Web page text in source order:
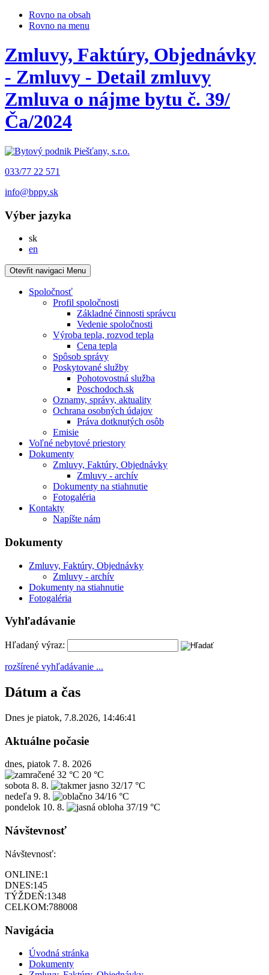
Rovno na obsah
Rovno na menu
Zmluvy, Faktúry, Objednávky
- Zmluvy - Detail zmluvy
Zmluva o nájme bytu č. 39/
Ča/2024
033/77 22 571
info@bppy.sk
Výber jazyka
skSlovensky
en
Otevřit navigaci Menu
Spoločnosť
Profil spoločnosti
Základné činnosti správcu
Vedenie spoločnosti
Výroba tepla, rozvod tepla
Cena tepla
Spôsob správy
Poskytované služby
Pohotovostná služba
Poschodoch.sk
Oznamy, správy, aktuality
Ochrana osobných údajov
Práva dotknutých osôb
Emisie
Voľné nebytové priestory
Dokumenty
Zmluvy, Faktúry, Objednávky
Zmluvy - archív
Dokumenty na stiahnutie
Fotogaléria
Kontakty
Napíšte nám
Dokumenty
Zmluvy, Faktúry, Objednávky
Zmluvy - archív
Dokumenty na stiahnutie
Fotogaléria
Vyhľadávanie
Hľadaný výraz:
rozšírené vyhľadávanie ...
Dátum a čas
Dnes je piatok, 7.8.2026, 14:46:41
Aktuálne počasie
dnes, piatok 7. 8. 2026
32 °C 20 °C
sobota 8. 8.
32/17 °C
nedeľa 9. 8.
34/16 °C
pondelok 10. 8. 37/19 °C
Návštevnosť
Návštevnosť:
ONLINE:1
DNES:145
TÝŽDEŇ:1348
CELKOM:788008
Navigácia
Úvodná stránka
Dokumenty